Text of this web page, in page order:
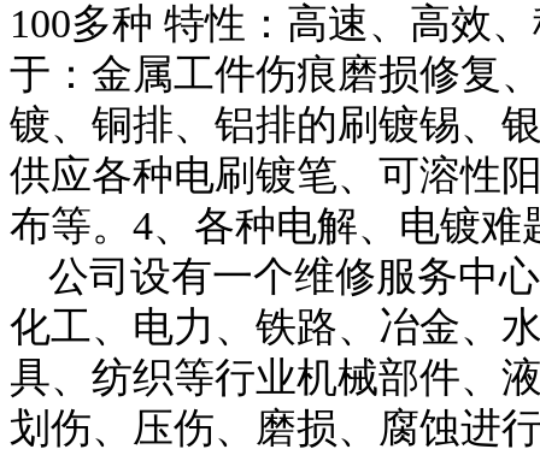
100多种 特性：高速、高效
于：金属工件伤痕磨损修复
镀、铜排、铝排的刷镀锡、
供应各种电刷镀笔、可溶性
布等。4、各种电解、电镀难
公司设有一个维修服务中
化工、电力、铁路、冶金、
具、纺织等行业机械部件、
划伤、压伤、磨损、腐蚀进